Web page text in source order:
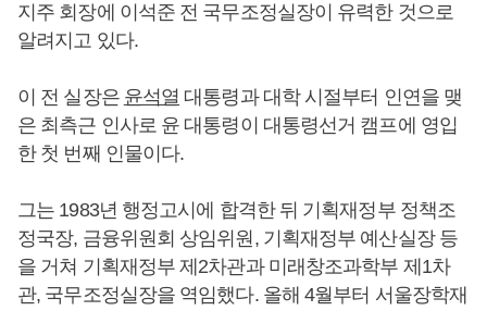
지주 회장에 이석준 전 국무조정실장이 유력한 것으로
알려지고 있다.
이 전 실장은 윤석열 대통령과 대학 시절부터 인연을 맺
은 최측근 인사로 윤 대통령이 대통령선거 캠프에 영입
한 첫 번째 인물이다.
그는 1983년 행정고시에 합격한 뒤 기획재정부 정책조
정국장, 금융위원회 상임위원, 기획재정부 예산실장 등
을 거쳐 기획재정부 제2차관과 미래창조과학부 제1차
관, 국무조정실장을 역임했다. 올해 4월부터 서울장학재